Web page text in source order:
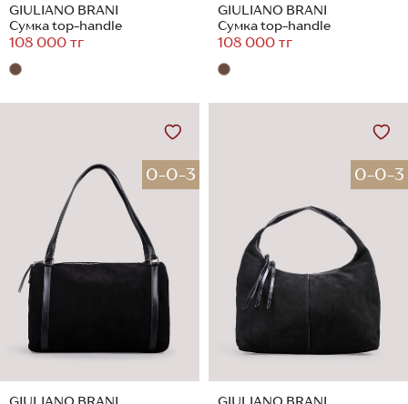
GIULIANO BRANI
Сумка top-handle
108 000 тг
GIULIANO BRANI
Сумка top-handle
108 000 тг
0-0-3 0-0-3